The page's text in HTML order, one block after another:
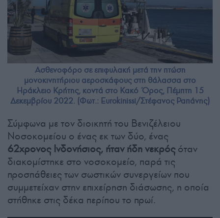
Ασθενοφόρο σε επιφυλακή μετά την πτώση
μονοκινητήριου αεροσκάφους στη θάλασσα στο
Ηράκλειο Κρήτης, κοντά στο Κακό Όρος, Πέμπτη 15
Δεκεμβρίου 2022. (Φωτ.: Eurokinissi/Στέφανος Ραπάνης)
Σύμφωνα με τον διοικητή του Βενιζέλειου
Νοσοκομείου ο ένας εκ των δύο, ένας
62χρονος Ινδονήσιος, ήταν ήδη νεκρόςόταν
διακομίστηκε στο νοσοκομείο, παρά τις
προσπάθειες των σωστικών συνεργείων που
συμμετείχαν στην επιχείρηση διάσωσης, η οποία
στήθηκε στις δέκα περίπου το πρωί.